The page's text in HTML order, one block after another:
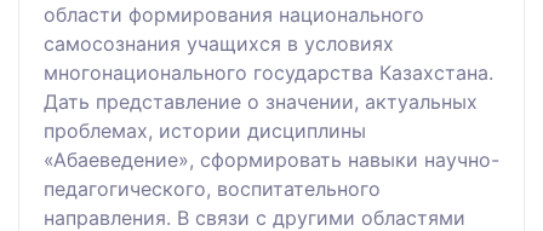
области формирования национального
самосознания учащихся в условиях
многонационального государства Казахстана.
Дать представление о значении, актуальных
проблемах, истории дисциплины
«Абаеведение», сформировать навыки научно-
педагогического, воспитательного
направления. В связи с другими областями